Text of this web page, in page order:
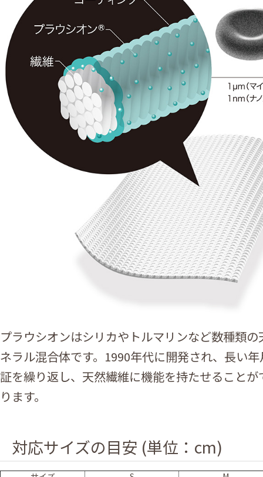
プラウシオンはシリカやトルマリンなど数種類
ネラル混合体です。1990年代に開発され、長い
証を繰り返し、天然繊維に機能を持たせること
ります。
対応サイズの目安 (単位：cm)